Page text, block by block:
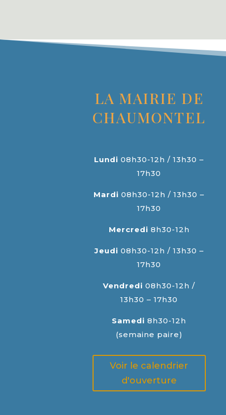
LA MAIRIE DE
CHAUMONTEL
Lundi 08h30-12h / 13h30 –
17h30
Mardi08h30-12h / 13h30 –
17h30
Mercredi 8h30-12h
Jeudi 08h30-12h / 13h30 –
17h30
Vendredi 08h30-12h /
13h30 – 17h30
Samedi8h30-12h
(semaine paire)
Voir le calendrier
d'ouverture